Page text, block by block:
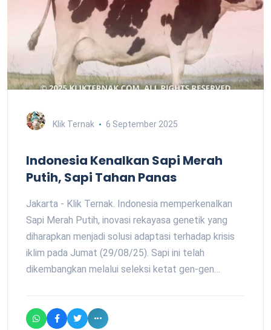
Klik Ternak 6 September 2025
Indonesia Kenalkan Sapi Merah
Putih, Sapi Tahan Panas
Jakarta - Klik Ternak. Indonesia memperkenalkan
Sapi Merah Putih, inovasi rekayasa genetik yang
diharapkan menjadi solusi adaptasi terhadap krisis
iklim pada Jumat (29/08/25). Sapi ini telah
dikembangkan melalui seleksi ketat gen-gen…